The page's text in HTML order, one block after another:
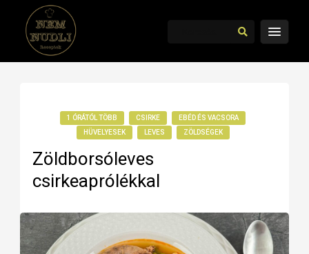
1 ÓRÁTÓL TÖBB CSIRKE
EBÉD ÉS VACSORA
HÜVELYESEK
LEVES ZÖLDSÉGEK
Zöldborsóleves
csirkeaprólékkal